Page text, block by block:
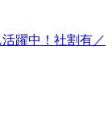
躍中！社割有／